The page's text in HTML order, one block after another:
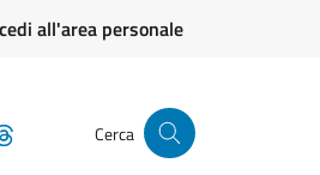
all'area personale
Cerca